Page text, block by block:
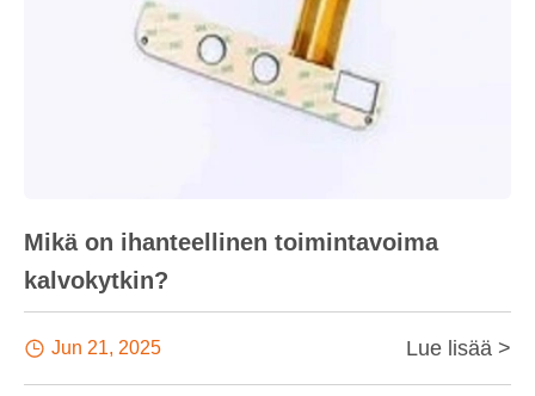
Mikä on ihanteellinen toimintavoima
kalvokytkin?
 Jun 21, 2025 Lue lisää >